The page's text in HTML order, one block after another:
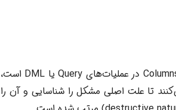
برای رفع خطای 35336 در SQL Server که مرتبط با Columnstore index در عملیات‌های Query یا DML است،
تا علت اصلی مشکل را شناسایی و آن را